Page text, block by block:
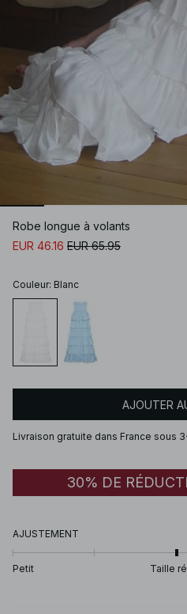
Robe longue à volants
EUR 46.16 EUR 65.95
Couleur: Blanc
AJOUTER
Livraison gratuite dans France sous
30% DE
AJUSTEMENT
Petit Taille